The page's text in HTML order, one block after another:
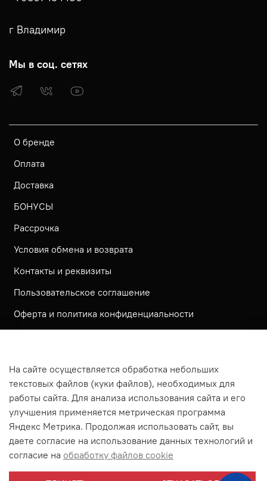
О бренде
Оплата
Доставка
БОНУСЫ
Рассрочка
Условия обмена и возврата
Контакты и реквизиты
Пользовательское соглашение
Оферта и политика конфиденциальности
Согласие посетителя сайта на обработку
персональных данных
На сайте используется метрическая система ЯНДЕКС
МЕТРИКА
На сайте применяются рекомендательные технологии
Согласие на получение рассылки рекламно-
г Владимир
Мы в соц. сетях
На сайте осуществляется обработка небольших
текстовых файлов (куки файлов), необходимых для
работы сайта. Для анализа использования сайта и его
улучшения применяется метрическая программа
Яндекс Метрика. Продолжая использовать сайт, вы
даете согласие на использование данных технологий и
согласие на обработку файлов cookie